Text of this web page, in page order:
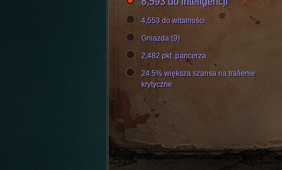
4,553 do witalności
Gniazda (9)
2,482 pkt. pancerza
24.5% większa szansa na trafienie
krytyczne